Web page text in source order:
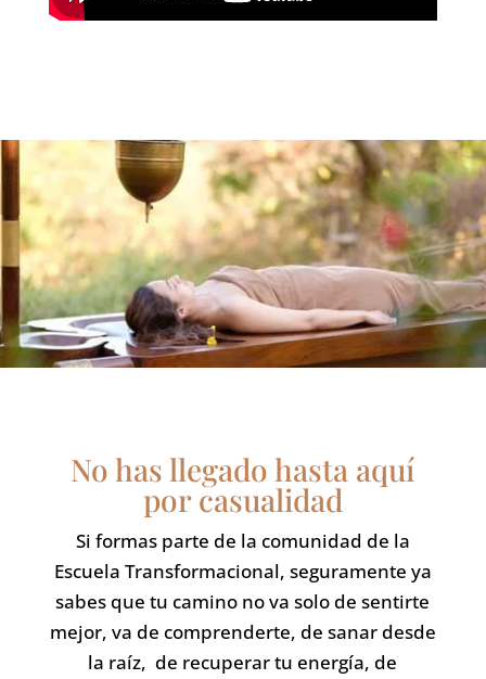
No has llegado hasta aquí
por casualidad
Si formas parte de la comunidad de la
Escuela Transformacional, seguramente ya
sabes que tu camino no va solo de sentirte
mejor, va de comprenderte, de sanar desde
la raíz, de recuperar tu energía, de